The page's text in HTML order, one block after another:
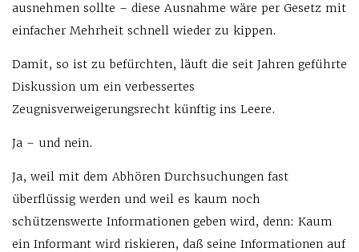
ausnehmen sollte – diese Ausnahme wäre per Gesetz mit
einfacher Mehrheit schnell wieder zu kippen.
Damit, so ist zu befürchten, läuft die seit Jahren geführte
Diskussion um ein verbessertes
Zeugnisverweigerungsrecht künftig ins Leere.
Ja – und nein.
Ja, weil mit dem Abhören Durchsuchungen fast
überflüssig werden und weil es kaum noch
schützenswerte Informationen geben wird, denn: Kaum
ein Informant wird riskieren, daß seine Informationen auf